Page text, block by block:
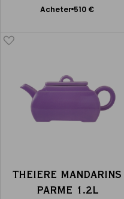
Acheter 510 €
Ajouter
THEIERE MANDARINS
PARME 1.2L